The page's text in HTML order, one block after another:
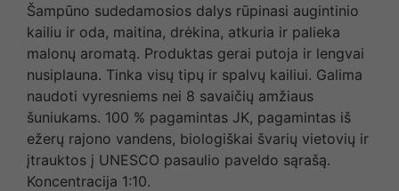
Šampūno sudedamosios dalys rūpinasi augintinio
kailiu ir oda, maitina, drėkina, atkuria ir palieka
malonų aromatą. Produktas gerai putoja ir lengvai
nusiplauna. Tinka visų tipų ir spalvų kailiui. Galima
naudoti vyresniems nei 8 savaičių amžiaus
šuniukams. 100 % pagamintas JK, pagamintas iš
ežerų rajono vandens, biologiškai švarių vietovių ir
įtrauktos į UNESCO pasaulio paveldo sąrašą.
Koncentracija 1:10.